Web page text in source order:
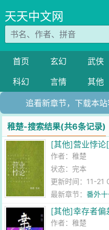
天天中文网
首页 玄幻 武侠
科幻
言情 其他
追看新章节，下载本
稚楚-搜索结果(共6条记录)
[其他]营业悖论
作者：稚楚
状态：完本
更新时间：11-21
最新章节：番外
[其他]幸存者偏
作者：稚楚